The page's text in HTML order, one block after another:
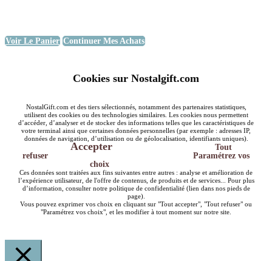
Voir Le Panier Continuer Mes Achats
Cookies sur Nostalgift.com
NostalGift.com et des tiers sélectionnés, notamment des partenaires statistiques,
utilisent des cookies ou des technologies similaires. Les cookies nous permettent
d’accéder, d’analyser et de stocker des informations telles que les caractéristiques de
votre terminal ainsi que certaines données personnelles (par exemple : adresses IP,
données de navigation, d’utilisation ou de géolocalisation, identifiants uniques).
Accepter
Tout
refuser
Paramétrez vos
choix
Ces données sont traitées aux fins suivantes entre autres : analyse et amélioration de
l’expérience utilisateur, de l'offre de contenus, de produits et de services... Pour plus
d’information, consulter notre politique de confidentialité (lien dans nos pieds de
page).
Vous pouvez exprimer vos choix en cliquant sur "Tout accepter", "Tout refuser" ou
"Paramétrez vos choix", et les modifier à tout moment sur notre site.